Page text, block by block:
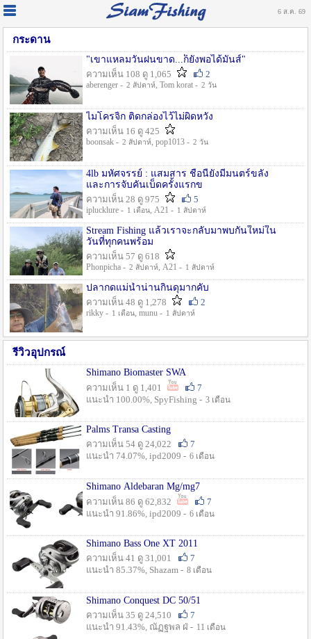
6 ส.ค. 69
กระดาน
"เขาแหลมวันฝนขาด...ก็ยังพอได้มันส์"
ความเห็น 108 ดู 1,065
2
aberenger - 2 สัปดาห์, Tom korat - 2 วัน
ไมโครจิ้ก ติดกล่องไว้ไม่ผิดหวัง
ความเห็น 16 ดู 425
boonsak - 2 สัปดาห์, pop1013 - 2 วัน
4lb มหัศจรรย์ : แสมสาร ชื่อนี้ยังมีมนตร์ขลัง
และการจับคันเบ็ดครั้งแรกข
ความเห็น 28 ดู 975
5
iplucklure - 1 เดือน, A21 - 1 สัปดาห์
Stream Fishing แล้วเราจะกลับมาพบกันใหม่ใน
วันที่ทุกคนพร้อม
ความเห็น 57 ดู 618
Phonpicha - 2 สัปดาห์, A21 - 1 สัปดาห์
ปลากดแม่น้ำน่านกินดุมากคับ
ความเห็น 48 ดู 1,278
2
rikky - 1 เดือน, munu - 1 สัปดาห์
รีวิวอุปกรณ์
Shimano Biomaster SWA
ความเห็น 1 ดู 1,401
7
แนะนำ 100.00%, SpyFishing - 3 เดือน
Palms Transa Casting
ความเห็น 54 ดู 24,022
7
แนะนำ 74.07%, ipd2009 - 6 เดือน
Shimano Aldebaran Mg/mg7
ความเห็น 86 ดู 62,832
7
แนะนำ 91.86%, ipd2009 - 6 เดือน
Shimano Bass One XT 2011
ความเห็น 41 ดู 31,001
7
แนะนำ 85.37%, Shazam - 8 เดือน
Shimano Conquest DC 50/51
ความเห็น 35 ดู 24,510
7
แนะนำ 91.43%, ณัฏฐพล ฝ่ - 11 เดือน